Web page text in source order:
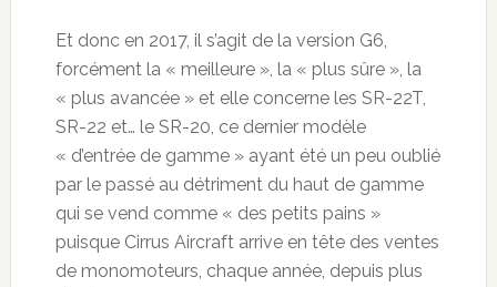
Et donc en 2017, il s’agit de la version G6,
forcément la « meilleure », la « plus sûre », la
« plus avancée » et elle concerne les SR-22T,
SR-22 et… le SR-20, ce dernier modèle
« d’entrée de gamme » ayant été un peu oublié
par le passé au détriment du haut de gamme
qui se vend comme « des petits pains »
puisque Cirrus Aircraft arrive en tête des ventes
de monomoteurs, chaque année, depuis plus